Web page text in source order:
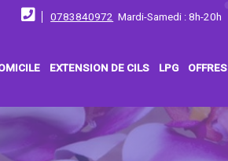
0783840972 Mardi-Samedi : 8h-20h
EXTENSION DE CILS LPG OFFRES